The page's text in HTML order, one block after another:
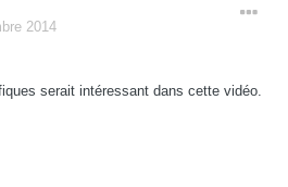
2014
serait intéressant dans cette vidéo.